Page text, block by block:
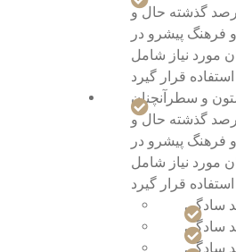
گذشته حال و
فرهنگ پیشرو در
مورد نیاز شامل
و سطرآنچنان
گذشته حال و
فرهنگ پیشرو در
مورد نیاز شامل
سادگی
سادگی
سادگی